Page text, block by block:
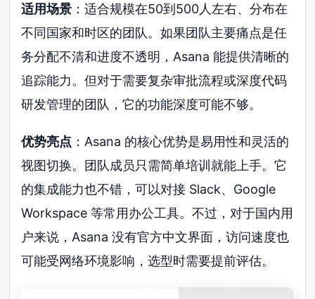
适用场景 ：适合规模在50到500人左右、分布在
不同国家和时区的团队。如果团队主要痛点是任
务分配不清和进度不透明，Asana 能提供清晰的
追踪能力。但对于需要复杂审批流程或深度代码
研发管理的团队，它的功能深度可能不够。
优势亮点 ：Asana 的核心优势是易用性和灵活的
视图切换。团队成员只需简单培训就能上手。它
的集成能力也不错，可以对接 Slack、Google
Workspace 等常用办公工具。不过，对于国内用
户来说，Asana 没有官方中文界面，访问速度也
可能受网络环境影响，选型时需要提前评估。